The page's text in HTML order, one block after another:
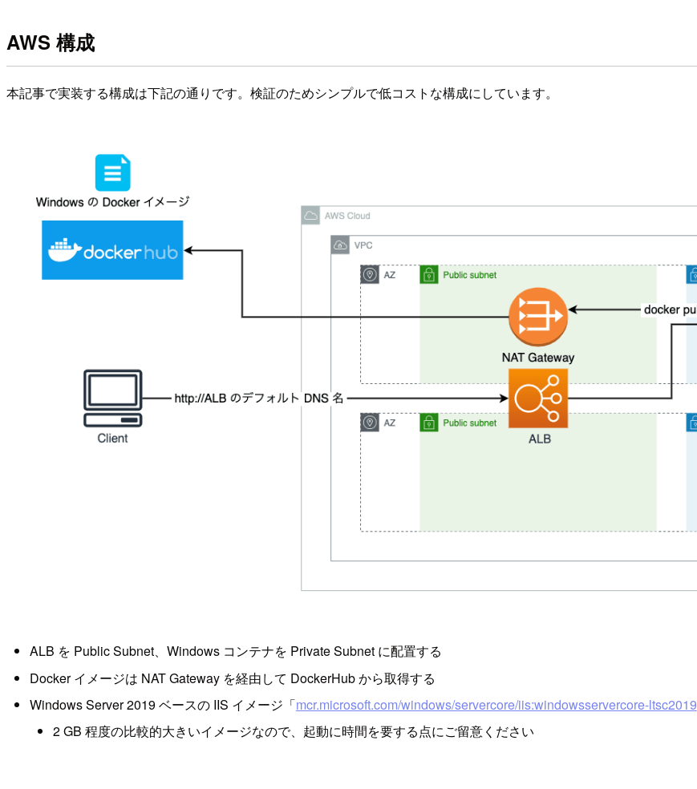
AWS 構成
本記事で実装する構成は下記の通りです。検証のためシンプルで低コストな構成にしています。
ALB を Public Subnet、Windows コンテナを Private Subnet に配置する
Docker イメージは NAT Gateway を経由して DockerHub から取得する
Windows Server 2019 ベースの IIS イメージ「mcr.microsoft.com/windows/servercore/iis:windowsservercore-ltsc2019
2 GB 程度の比較的大きいイメージなので、起動に時間を要する点にご留意ください